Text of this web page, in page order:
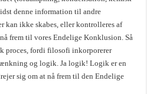
denne information til andre
kan ikke skabes, eller kontrolleres af
frem til vores Endelige Konklusion. Så
proces, fordi filosofi inkorporerer
og logik. Ja logik! Logik er en
sig om at nå frem til den Endelige